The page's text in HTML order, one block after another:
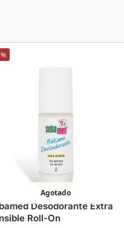
Agotado
Desodorante Extra
Roll-On